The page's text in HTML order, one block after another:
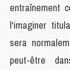
entraînement
l'imaginer
sera
peut-être